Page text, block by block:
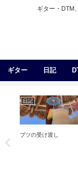
ギター・DTM
ギター 日記
日記
ブツの受け渡し